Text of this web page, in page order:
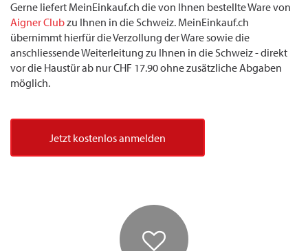
Gerne liefert MeinEinkauf.ch die von Ihnen bestellte Ware von
Aigner Clubzu Ihnen in die Schweiz. MeinEinkauf.ch
übernimmt hierfür die Verzollung der Ware sowie die
anschliessende Weiterleitung zu Ihnen in die Schweiz - direkt
vor die Haustür ab nur CHF 17.90 ohne zusätzliche Abgaben
möglich.
Jetzt kostenlos anmelden